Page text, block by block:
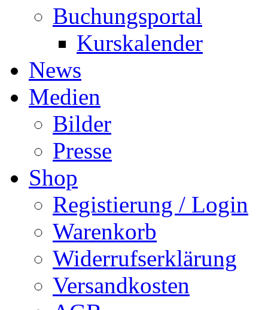
Buchungsportal
Kurskalender
News
Medien
Bilder
Presse
Shop
Registierung / Login
Warenkorb
Widerrufserklärung
Versandkosten